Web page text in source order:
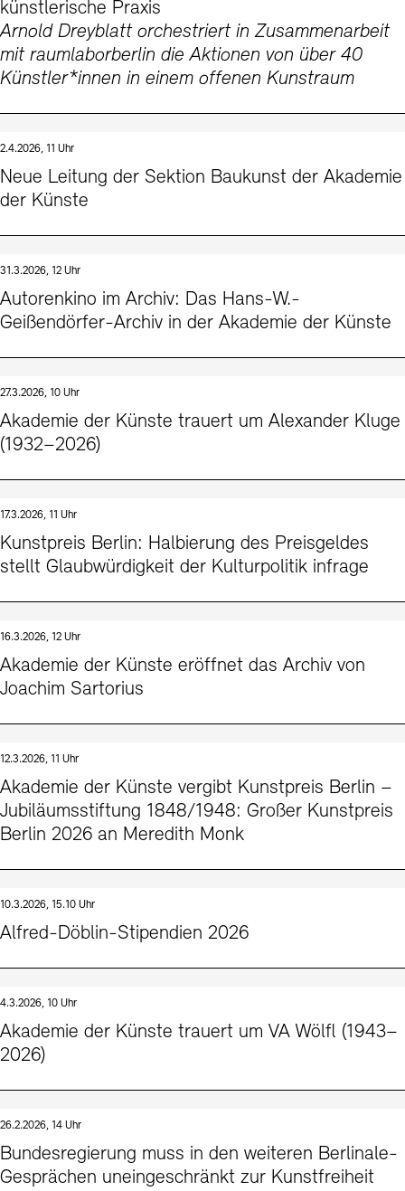
künstlerische Praxis
Arnold Dreyblatt orchestriert in Zusammenarbeit
mit raumlaborberlin die Aktionen von über 40
Künstler*innen in einem offenen Kunstraum
2.4.2026, 11 Uhr
Neue Leitung der Sektion Baukunst der Akademie
der Künste
31.3.2026, 12 Uhr
Autorenkino im Archiv: Das Hans-W.-
Geißendörfer-Archiv in der Akademie der Künste
27.3.2026, 10 Uhr
Akademie der Künste trauert um Alexander Kluge
(1932–2026)
17.3.2026, 11 Uhr
Kunstpreis Berlin: Halbierung des Preisgeldes
stellt Glaubwürdigkeit der Kulturpolitik infrage
16.3.2026, 12 Uhr
Akademie der Künste eröffnet das Archiv von
Joachim Sartorius
12.3.2026, 11 Uhr
Akademie der Künste vergibt Kunstpreis Berlin –
Jubiläumsstiftung 1848/1948: Großer Kunstpreis
Berlin 2026 an Meredith Monk
10.3.2026, 15.10 Uhr
Alfred-Döblin-Stipendien 2026
4.3.2026, 10 Uhr
Akademie der Künste trauert um VA Wölfl (1943–
2026)
26.2.2026, 14 Uhr
Bundesregierung muss in den weiteren Berlinale-
Gesprächen uneingeschränkt zur Kunstfreiheit